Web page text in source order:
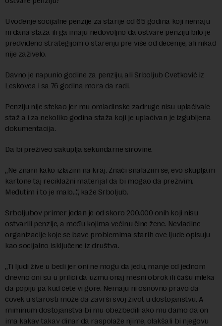
Uvođenje socijalne penzije za starije od 65 godina koji nemaju
ni dana staža ili ga imaju nedovoljno da ostvare penziju bilo je
predviđeno strategijom o starenju pre više od decenije, ali nikad
nije zaživelo.
Davno je napunio godine za penziju, ali Srboljub Cvetković iz
Leskovca i sa 76 godina mora da radi.
Penziju nije stekao jer mu omladinske zadruge nisu uplaćivale
staž a i za nekoliko godina staža koji je uplaćivan je izgubljena
dokumentacija.
Da bi preživeo sakuplja sekundarne sirovine.
„Ne znam kako izlazim na kraj. Znači snalazim se, evo skupljam
kartone taj reciklažni materijal da bi mogao da preživim.
Međutim i to je malo…“, kaže Srboljub.
Srboljubov primer jedan je od skoro 200.000 onih koji nisu
ostvarili penzije, a među kojima većinu čine žene. Nevladine
organizacije koje se bave problemima starih ove ljude opisuju
kao socijalno isključene iz društva.
„Ti ljudi žive u bedi jer oni ne mogu da jedu, manje od jednom
dnevno oni su u prilici da uzmu onaj mesni obrok ili čašu mleka
da popiju pa kud ćete vi gore. Nemaju ni osnovno pravo da
čovek u starosti može da završi svoj život u dostojanstvu. A
miminum dostojanstva bi mu obezbedili ako mu damo da on
ima kakav takav dinar da raspolaže njime, olakšali bi njegovu